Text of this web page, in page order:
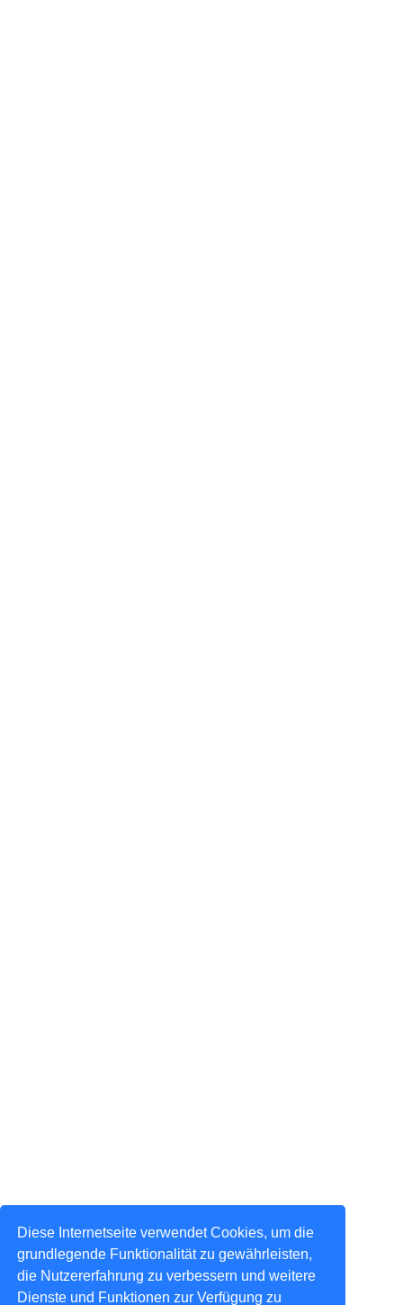
Diese Internetseite verwendet Cookies, um die
grundlegende Funktionalität zu gewährleisten,
die Nutzererfahrung zu verbessern und weitere
Dienste und Funktionen zur Verfügung zu